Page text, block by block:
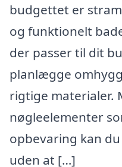
budgettet er
og funktionelt
der passer til dit
planlægge
rigtige materialer.
nøgleelementer
opbevaring kan
uden at […]